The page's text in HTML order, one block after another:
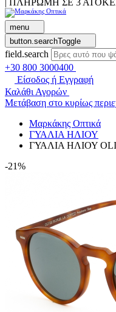
| ΠΛΗΡΩΜΗ ΣΕ 3
menu
button.searchToggle
field.search
+30 800 3000400
Είσοδος ή Εγγραφή
Καλάθι Αγορών
Μετάβαση στο κυρίως
Μαρκάκης Οπτικά
ΓΥΑΛΙΑ ΗΛΙΟΥ
ΓΥΑΛΙΑ ΗΛΙΟΥ
-21%